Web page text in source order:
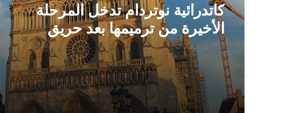
11 يوليو، 2026
كاتدرائية نوتردام تدخل المرحلة
الأخيرة من ترميمها بعد حريق
البابا لاوُن يستقبل وزير الخارجية
الأميركي ماركو روبيو في الفاتيكان